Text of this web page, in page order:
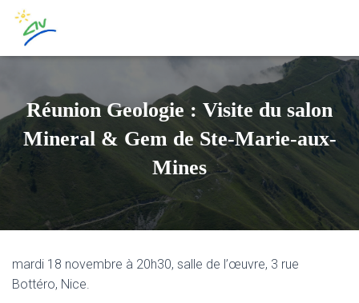
Réunion Geologie : Visite du salon
Mineral & Gem de Ste-Marie-aux-
Mines
mardi 18 novembre à 20h30, salle de l’œuvre, 3 rue
Bottéro, Nice.